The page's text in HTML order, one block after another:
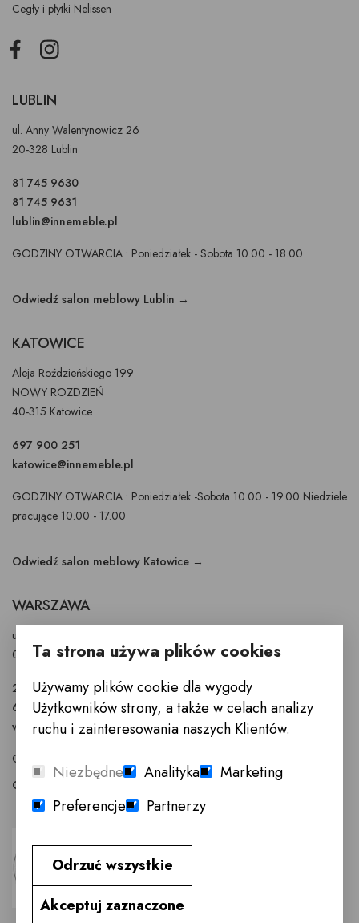
Cegły i płytki Nelissen
FacebookInstagram
LUBLIN
ul. Anny Walentynowicz 26
20-328 Lublin
81 745 9630
81 745 9631
lublin@innemeble.pl
GODZINY OTWARCIA : Poniedziałek - Sobota 10.00 - 18.00
Odwiedź salon meblowy Lublin →
KATOWICE
Aleja Roździeńskiego 199
NOWY ROZDZIEŃ
40-315 Katowice
697 900 251
katowice@innemeble.pl
GODZINY OTWARCIA : Poniedziałek -Sobota 10.00 - 19.00 Niedziele
pracujące 10.00 - 17.00
Odwiedź salon meblowy Katowice →
WARSZAWA
ul. Puławska 326 - budynek Enel-Med
02-819 Warszawa
22 855 40 97
601 777 299
warszawa@innemeble.pl
GODZINY OTWARCIA : Poniedziałek -Sobota 10.00 - 18.00
Odwiedź salon meblowy Warszawa →
Ta strona używa plików cookies
Używamy plików cookie dla wygody
Użytkowników strony, a także w celach analizy
ruchu i zainteresowania naszych Klientów.
Niezbędne Analityka
Marketing
Preferencje
Partnerzy
Odrzuć wszystkie
Akceptuj zaznaczone